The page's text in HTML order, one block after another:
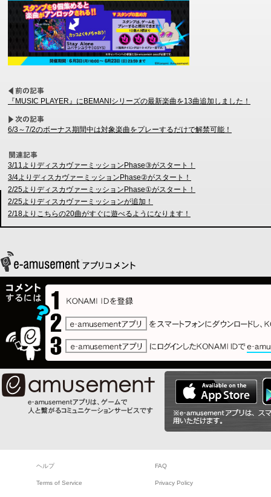
『MUSIC PLAYER』にBEMANIシリーズの最新楽曲を13曲追加しました！
6/3～7/2のボーナス期間中は対象楽曲をプレーするだけで解禁可能！
3/11よりディスカヴァーミッションPhase③がスタート！
3/4よりディスカヴァーミッションPhase②がスタート！
2/25よりディスカヴァーミッションPhase①がスタート！
2/25よりディスカヴァーミッションが追加！
2/18よりこちらの20曲がすぐに遊べるようになります！
ヘルプ FAQ
Terms of Service Privacy Policy